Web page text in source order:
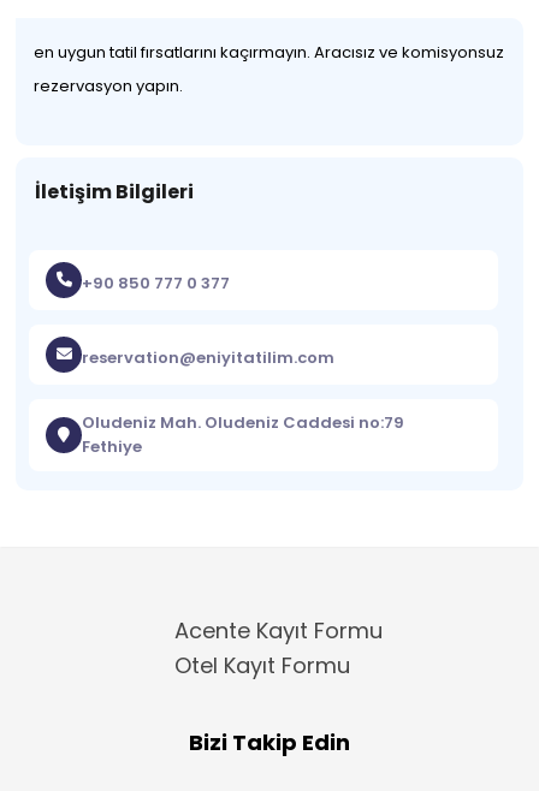
en uygun tatil fırsatlarını kaçırmayın. Aracısız ve komisyonsuz
rezervasyon yapın.
İletişim Bilgileri
+90 850 777 0 377
reservation@eniyitatilim.com
Oludeniz Mah. Oludeniz Caddesi no:79
Fethiye
Acente Kayıt Formu
Otel Kayıt Formu
Bizi Takip Edin